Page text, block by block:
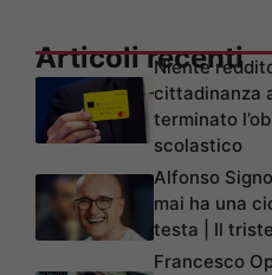
Articoli recenti
Niente
cittadinanza
terminato
scolastico
Alfonso
mai ha una
testa | Il
Francesco